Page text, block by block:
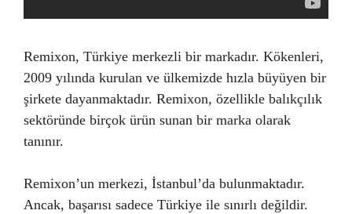
Remixon, Türkiye merkezli bir markadır. Kökenleri,
2009 yılında kurulan ve ülkemizde hızla büyüyen bir
şirkete dayanmaktadır. Remixon, özellikle balıkçılık
sektöründe birçok ürün sunan bir marka olarak
tanınır.
Remixon’un merkezi, İstanbul’da bulunmaktadır.
Ancak, başarısı sadece Türkiye ile sınırlı değildir.